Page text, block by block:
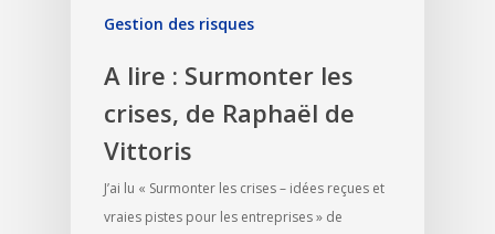
Gestion des risques
A lire : Surmonter les
crises, de Raphaël de
Vittoris
J’ai lu « Surmonter les crises – idées reçues et
vraies pistes pour les entreprises » de